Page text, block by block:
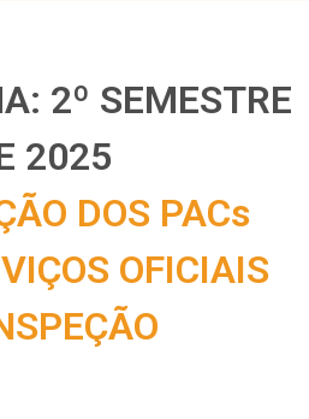
2º SEMESTRE
2025
DOS PACs
OFICIAIS